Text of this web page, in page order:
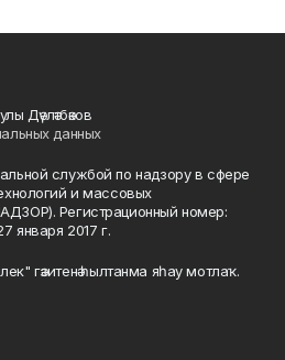
Дәүләтбәков
данных
службой по надзору в сфере
и массовых
Регистрационный номер:
января 2017 г.
гәзитенә һылтанма яһау мотлаҡ.